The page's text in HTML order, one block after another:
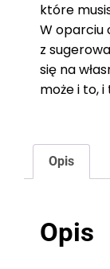
które
W oparciu
z
się na
może i to,
Opis
Opis